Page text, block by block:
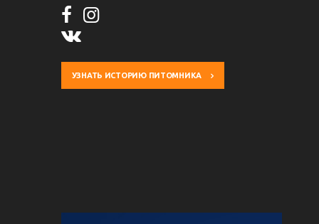
УЗНАТЬ ИСТОРИЮ ПИТОМНИКА